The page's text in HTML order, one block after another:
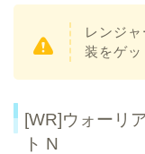
レンジ
装をゲッ
[WR]ウォーリ
ト N